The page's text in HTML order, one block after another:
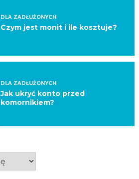
DLA ZADŁUŻONYCH
Czym jest monit i ile kosztuje?
DLA ZADŁUŻONYCH
Jak ukryć konto przed
komornikiem?